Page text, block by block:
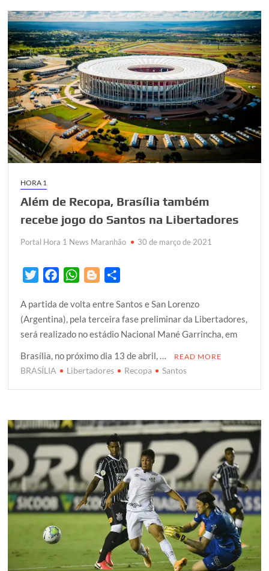
HORA 1
Além de Recopa, Brasília também
recebe jogo do Santos na Libertadores
Portal Hora 1 News Maranhão 30 de março de 2021
i
t
t
e
r
c
e
b
o
o
W
a
t
s
A
p
o
g
g
e
r
a
r
e
A partida de volta entre Santos e San Lorenzo
(Argentina), pela terceira fase preliminar da Libertadores,
será realizado no estádio Nacional Mané Garrincha, em
Brasília, no próximo dia 13 de abril, …
READ MORE
BRASÍLIA Libertadores Recopa Santos